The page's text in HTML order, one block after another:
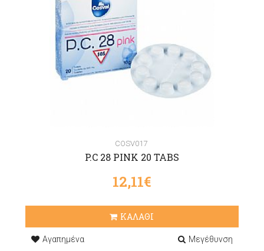
COSV017
P.C 28 PINK 20 TABS
12,11€
ΚΑΛΑΘΙ
Αγαπημένα Μεγέθυνση